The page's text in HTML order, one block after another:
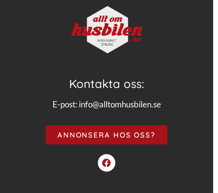
Kontakta oss:
E-post: info@alltomhusbilen.se
ANNONSERA HOS OSS?